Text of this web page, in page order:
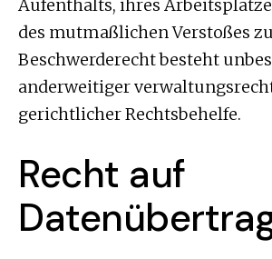
Aufenthalts, ihres
des mutmaßlichen Verstoßes
Beschwerderecht besteht
anderweitiger
gerichtlicher Rechtsbehelfe.
Recht auf